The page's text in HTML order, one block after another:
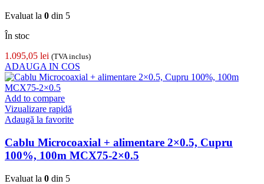
Evaluat la 0 din 5
În stoc
1.095,05 lei (TVA inclus)
ADAUGA IN COS
Add to compare
Vizualizare rapidă
Adaugă la favorite
Cablu Microcoaxial + alimentare 2×0.5, Cupru
100%, 100m MCX75-2×0.5
Evaluat la 0 din 5